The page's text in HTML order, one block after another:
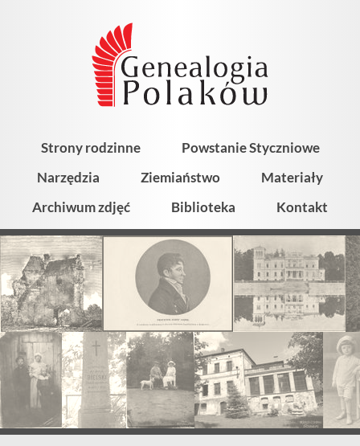
Strony rodzinne
Powstanie Styczniowe
Narzędzia
Ziemiaństwo
Materiały
Archiwum zdjęć
Biblioteka Kontakt